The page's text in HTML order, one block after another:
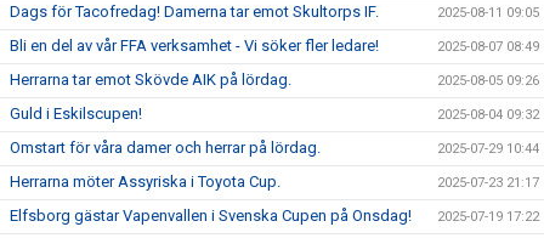
Dags för Tacofredag! Damerna tar emot Skultorps IF. 2025-08-11 09:05
Bli en del av vår FFA verksamhet - Vi söker fler ledare! 2025-08-07 08:49
Herrarna tar emot Skövde AIK på lördag. 2025-08-05 09:26
Guld i Eskilscupen! 2025-08-04 09:32
Omstart för våra damer och herrar på lördag. 2025-07-29 10:44
Herrarna möter Assyriska i Toyota Cup. 2025-07-23 21:17
Elfsborg gästar Vapenvallen i Svenska Cupen på Onsdag! 2025-07-19 17:22